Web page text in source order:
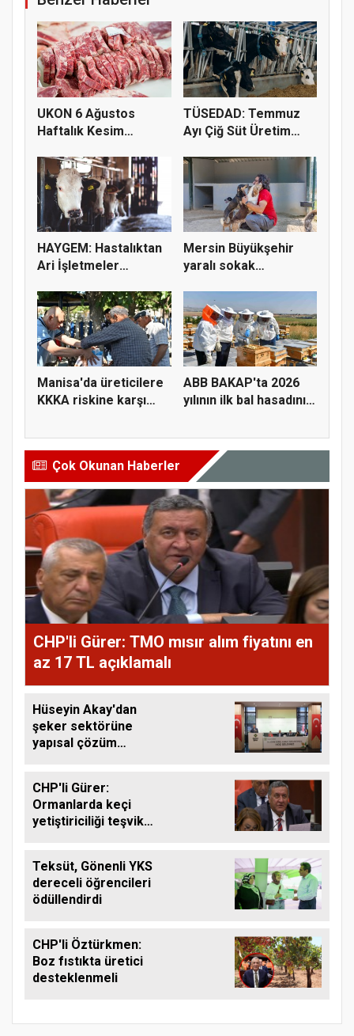
UKON 6 Ağustos
Haftalık Kesim
TÜSEDAD: Temmuz
Ayı Çiğ Süt Üretim
HAYGEM: Hastalıktan
Ari İşletmeler
Mersin Büyükşehir
yaralı sokak
Manisa'da üreticilere
KKKA riskine karşı
ABB BAKAP'ta 2026
yılının ilk bal hasadını
Çok Okunan Haberler
CHP'li Gürer: TMO mısır alım fiyatını en
az 17 TL açıklamalı
Hüseyin Akay'dan
şeker sektörüne
yapısal çözüm
CHP'li Gürer:
Ormanlarda keçi
yetiştiriciliği teşvik
Teksüt, Gönenli YKS
dereceli öğrencileri
ödüllendirdi
CHP'li Öztürkmen:
Boz fıstıkta üretici
desteklenmeli